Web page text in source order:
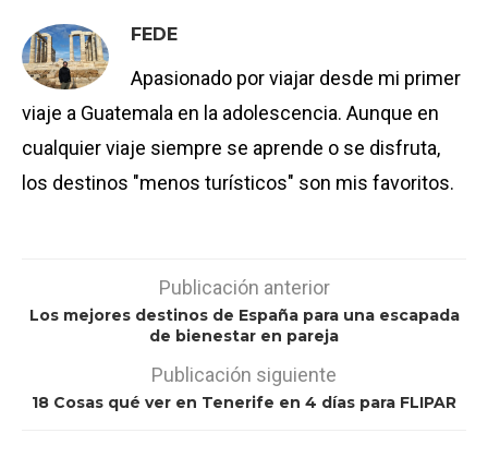
FEDE
Apasionado por viajar desde mi primer
viaje a Guatemala en la adolescencia. Aunque en
cualquier viaje siempre se aprende o se disfruta,
los destinos "menos turísticos" son mis favoritos.
Publicación anterior
Los mejores destinos de España para una escapada
de bienestar en pareja
Publicación siguiente
18 Cosas qué ver en Tenerife en 4 días para FLIPAR